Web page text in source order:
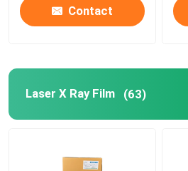
Contact
Laser X Ray Film (63)